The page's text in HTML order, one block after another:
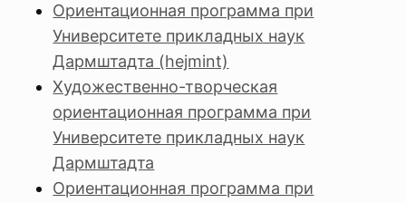
Ориентационная программа при
Университете прикладных наук
Дармштадта (hejmint)
Художественно-творческая
ориентационная программа при
Университете прикладных наук
Дармштадта
Ориентационная программа при